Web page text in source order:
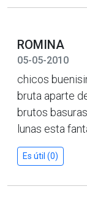
ROMINA
05-05-2010
chicos
bruta aparte
brutos
lunas esta
Es útil (0)